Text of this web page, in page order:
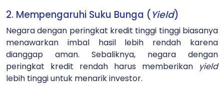
2. Mempengaruhi Suku Bunga (Yield)
Negara dengan peringkat kredit tinggi tinggi biasanya
menawarkan imbal hasil lebih rendah karena
dianggap aman. Sebaliknya, negara dengan
peringkat kredit rendah harus memberikan yield
lebih tinggi untuk menarik investor.